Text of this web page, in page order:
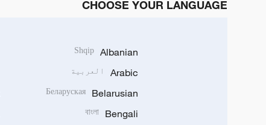
CHOOSE YOUR LANGUAGE
Albanian
Shqip
Arabic العربية
Belarusian
Беларуская
Bengali
বাংলা